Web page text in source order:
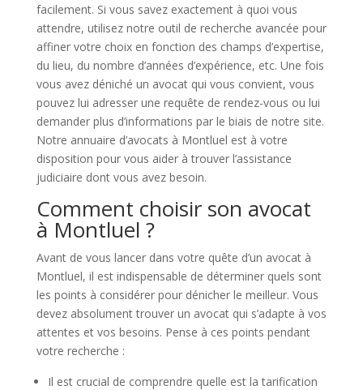
facilement. Si vous savez exactement à quoi vous
attendre, utilisez notre outil de recherche avancée pour
affiner votre choix en fonction des champs d’expertise,
du lieu, du nombre d’années d’expérience, etc. Une fois
vous avez déniché un avocat qui vous convient, vous
pouvez lui adresser une requête de rendez-vous ou lui
demander plus d’informations par le biais de notre site.
Notre annuaire d’avocats à Montluel est à votre
disposition pour vous aider à trouver l’assistance
judiciaire dont vous avez besoin.
Comment choisir son avocat
à Montluel ?
Avant de vous lancer dans votre quête d’un avocat à
Montluel, il est indispensable de déterminer quels sont
les points à considérer pour dénicher le meilleur. Vous
devez absolument trouver un avocat qui s’adapte à vos
attentes et vos besoins. Pense à ces points pendant
votre recherche :
Il est crucial de comprendre quelle est la tarification